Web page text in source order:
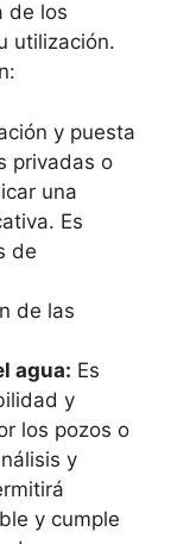
de los
utilización.
y puesta
privadas o
una
Es
de
de las
agua: Es
y
los pozos o
y
y cumple